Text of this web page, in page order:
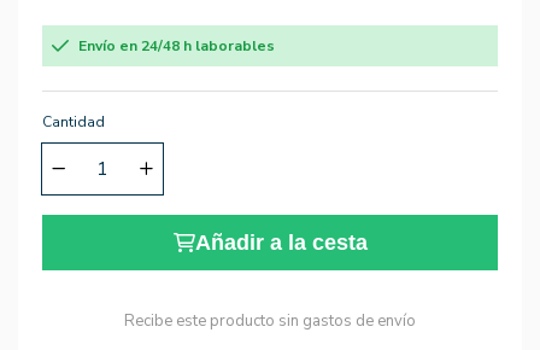
Envío en 24/48 h laborables
Cantidad
Añadir a la cesta
Recibe este producto sin gastos de envío